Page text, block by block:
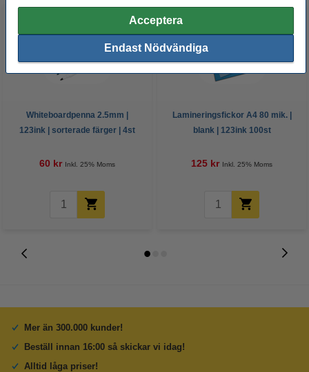
Acceptera
Endast Nödvändiga
Whiteboardpenna 2.5mm |
123ink | sorterade färger | 4st
60 kr Inkl. 25% Moms
Lamineringsfickor A4 80 mik. |
blank | 123ink 100st
125 kr Inkl. 25% Moms
Mer än 300.000 kunder!
Beställ innan 16:00 så skickar vi idag!
Alltid låga priser!